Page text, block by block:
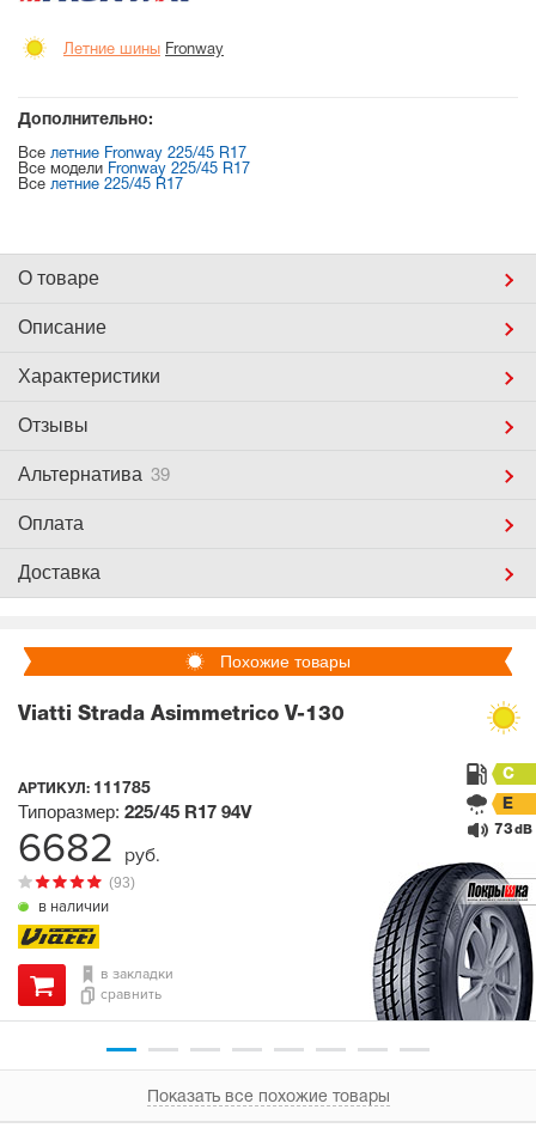
Летние шины Fronway
Дополнительно:
Все летние Fronway 225/45 R17
Все модели Fronway 225/45 R17
Все летние 225/45 R17
О товаре
Описание
Характеристики
Отзывы
Альтернатива 39
Оплата
Доставка
Похожие товары
Viatti Strada Asimmetrico V-130
АРТИКУЛ: 111785
в наличии
(93)
Типоразмер: 225/45 R17 94V
C
E
73 dB
в закладки
сравнить
6682 руб.
Показать все похожие товары